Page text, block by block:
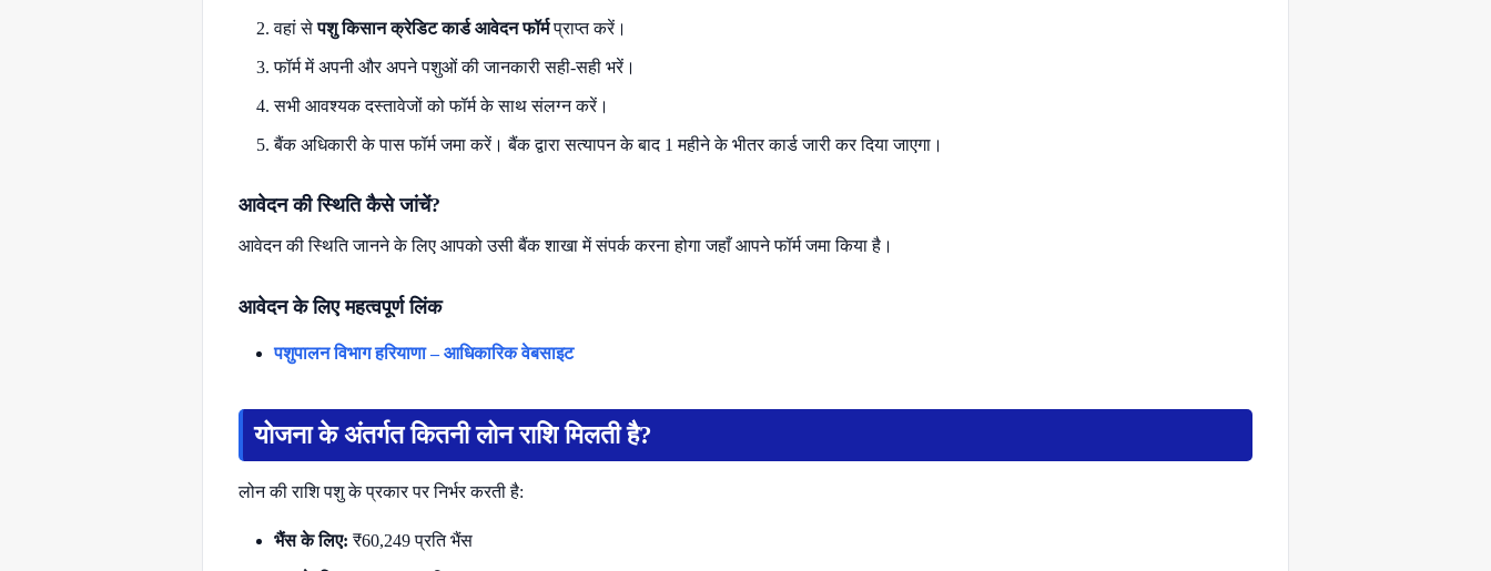
वहां सेपशु किसान क्रेडिट कार्ड आवेदन फॉर्मप्राप्त करें।
फॉर्म में अपनी और अपने पशुओं की जानकारी सही-सही भरें।
सभी आवश्यक दस्तावेजों को फॉर्म के साथ संलग्न करें।
बैंक अधिकारी के पास फॉर्म जमा करें। बैंक द्वारा सत्यापन के बाद 1 महीने के भीतर कार्ड जारी कर दिया जाएगा।
आवेदन की स्थिति कैसे जांचें?
आवेदन की स्थिति जानने के लिए आपको उसी बैंक शाखा में संपर्क करना होगा जहाँ आपने फॉर्म जमा किया है।
आवेदन के लिए महत्वपूर्ण लिंक
पशुपालन विभाग हरियाणा – आधिकारिक वेबसाइट
योजना के अंतर्गत कितनी लोन राशि मिलती है?
लोन की राशि पशु के प्रकार पर निर्भर करती है:
भैंस के लिए: ₹60,249 प्रति भैंस